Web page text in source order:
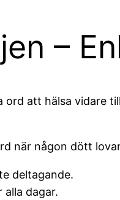
–
att hälsa vidare
när någon dött
deltagande.
dagar.